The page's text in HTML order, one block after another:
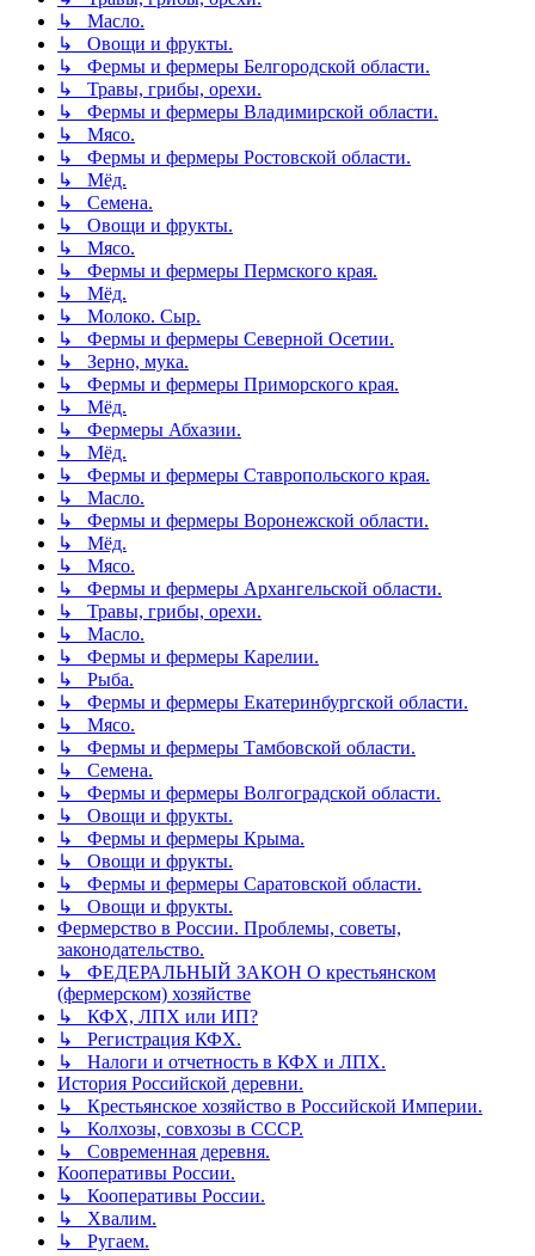
↳ Масло.
↳ Овощи и фрукты.
↳ Фермы и фермеры Белгородской области.
↳ Травы, грибы, орехи.
↳ Фермы и фермеры Владимирской области.
↳ Мясо.
↳ Фермы и фермеры Ростовской области.
↳ Мёд.
↳ Семена.
↳ Овощи и фрукты.
↳ Мясо.
↳ Фермы и фермеры Пермского края.
↳ Мёд.
↳ Молоко. Сыр.
↳ Фермы и фермеры Северной Осетии.
↳ Зерно, мука.
↳ Фермы и фермеры Приморского края.
↳ Мёд.
↳ Фермеры Абхазии.
↳ Мёд.
↳ Фермы и фермеры Ставропольского края.
↳ Масло.
↳ Фермы и фермеры Воронежской области.
↳ Мёд.
↳ Мясо.
↳ Фермы и фермеры Архангельской области.
↳ Травы, грибы, орехи.
↳ Масло.
↳ Фермы и фермеры Карелии.
↳ Рыба.
↳ Фермы и фермеры Екатеринбургской области.
↳ Мясо.
↳ Фермы и фермеры Тамбовской области.
↳ Семена.
↳ Фермы и фермеры Волгоградской области.
↳ Овощи и фрукты.
↳ Фермы и фермеры Крыма.
↳ Овощи и фрукты.
↳ Фермы и фермеры Саратовской области.
↳ Овощи и фрукты.
Фермерство в России. Проблемы, советы,
законодательство.
↳ ФЕДЕРАЛЬНЫЙ ЗАКОН О крестьянском
(фермерском) хозяйстве
↳ КФХ, ЛПХ или ИП?
↳ Регистрация КФХ.
↳ Налоги и отчетность в КФХ и ЛПХ.
История Российской деревни.
↳ Крестьянское хозяйство в Российской Империи.
↳ Колхозы, совхозы в СССР.
↳ Современная деревня.
Кооперативы России.
↳ Кооперативы России.
↳ Хвалим.
↳ Ругаем.